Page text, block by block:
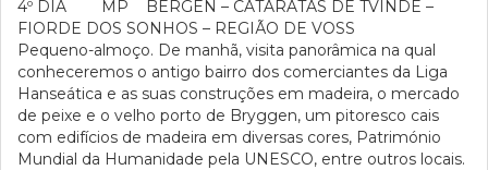
4º DIA MP BERGEN – CATARATAS DE TVINDE –
FIORDE DOS SONHOS – REGIÃO DE VOSS
Pequeno-almoço. De manhã, visita panorâmica na qual
conheceremos o antigo bairro dos comerciantes da Liga
Hanseática e as suas construções em madeira, o mercado
de peixe e o velho porto de Bryggen, um pitoresco cais
com edifícios de madeira em diversas cores, Património
Mundial da Humanidade pela UNESCO, entre outros locais.